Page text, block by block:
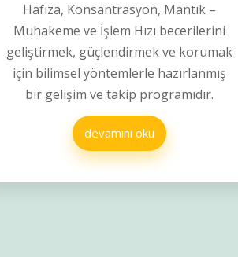
Hafıza, Konsantrasyon, Mantık –
Muhakeme ve İşlem Hızı becerilerini
geliştirmek, güçlendirmek ve korumak
için bilimsel yöntemlerle hazırlanmış
bir gelişim ve takip programıdır.
devamını oku